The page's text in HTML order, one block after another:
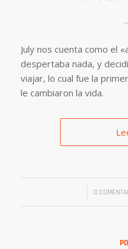
July nos cuenta como el
despertaba nada, y
viajar, lo cual fue la
le cambiaron la vida.
0 /